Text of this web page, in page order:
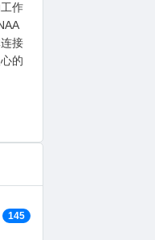
作
接
的
145